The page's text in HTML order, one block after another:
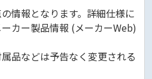
情報となります。詳細仕様に
カー製品情報 (メーカーWeb)
品などは予告なく変更される